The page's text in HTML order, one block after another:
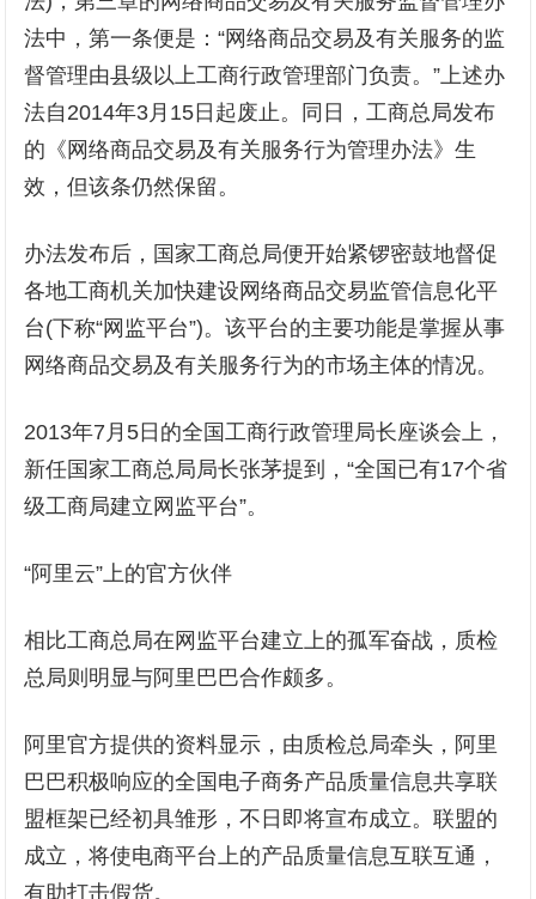
法中，第一条便是：“网络商品交易及有关服务的监
督管理由县级以上工商行政管理部门负责。”上述办
法自2014年3月15日起废止。同日，工商总局发布
的《网络商品交易及有关服务行为管理办法》生
效，但该条仍然保留。
办法发布后，国家工商总局便开始紧锣密鼓地督促
各地工商机关加快建设网络商品交易监管信息化平
台(下称“网监平台”)。该平台的主要功能是掌握从事
网络商品交易及有关服务行为的市场主体的情况。
2013年7月5日的全国工商行政管理局长座谈会上，
新任国家工商总局局长张茅提到，“全国已有17个省
级工商局建立网监平台”。
“阿里云”上的官方伙伴
相比工商总局在网监平台建立上的孤军奋战，质检
总局则明显与阿里巴巴合作颇多。
阿里官方提供的资料显示，由质检总局牵头，阿里
巴巴积极响应的全国电子商务产品质量信息共享联
盟框架已经初具雏形，不日即将宣布成立。联盟的
成立，将使电商平台上的产品质量信息互联互通，
有助打击假货。